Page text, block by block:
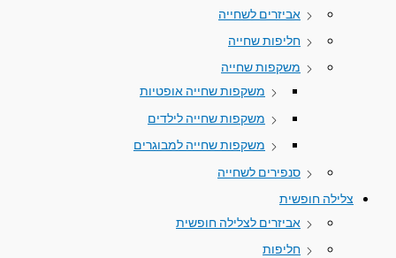
אביזרים לשחייה
חליפות שחייה
משקפות שחייה
משקפות שחייה אופטיות
משקפות שחייה לילדים
משקפות שחייה למבוגרים
סנפירים לשחייה
צלילה חופשית
אביזרים לצלילה חופשית
חליפות